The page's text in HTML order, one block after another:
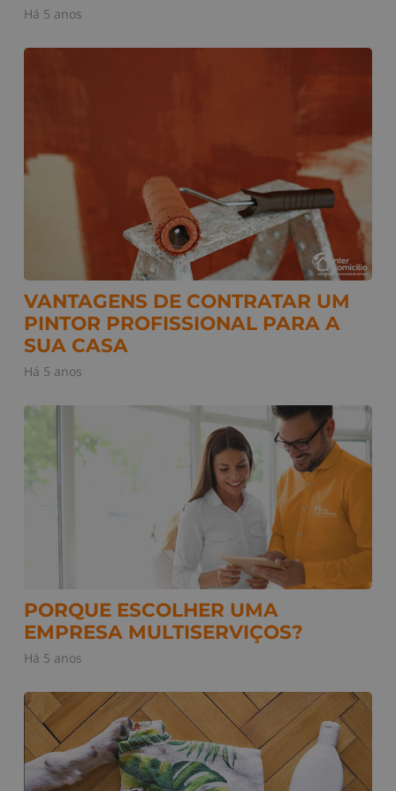
Há 5 anos
VANTAGENS DE CONTRATAR UM
PINTOR PROFISSIONAL PARA A
SUA CASA
Há 5 anos
PORQUE ESCOLHER UMA
EMPRESA MULTISERVIÇOS?
Há 5 anos